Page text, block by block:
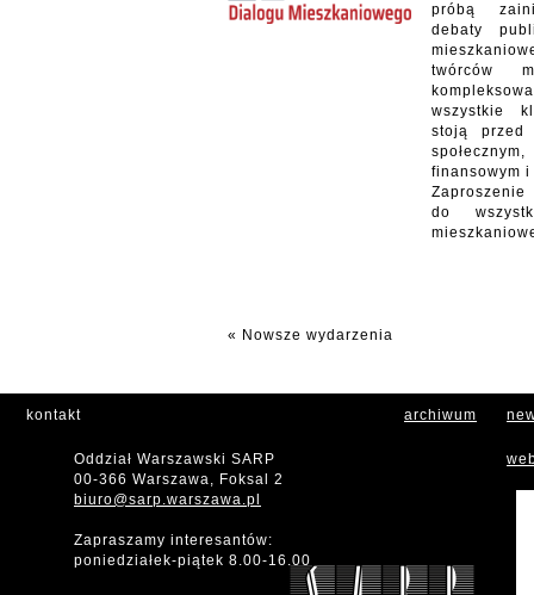
próbą
debaty
twórców
wszystkie
stoją przed
finansowym
do
« Nowsze wydarzenia
kontakt
Oddział Warszawski SARP
00-366 Warszawa, Foksal 2
biuro@sarp.warszawa.pl
Zapraszamy interesantów:
poniedziałek-piątek 8.00-16.00
archiwum